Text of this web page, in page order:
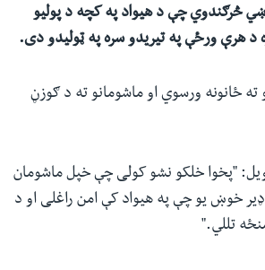
څرګندوي چې د هیواد په کچه د پولیو
د هرې ورځې په تیریدو سره په ټولیدو دی.
ځانونه ورسوي او ماشومانو ته د ګوزڼ
"پخوا خلکو نشو کولی چې خپل ماشومان
خوښ یو چې په هیواد کې امن راغلی او د
تللي."